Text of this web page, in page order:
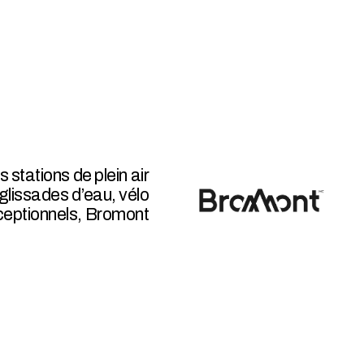
stations de plein air
d’eau, vélo
Bromont